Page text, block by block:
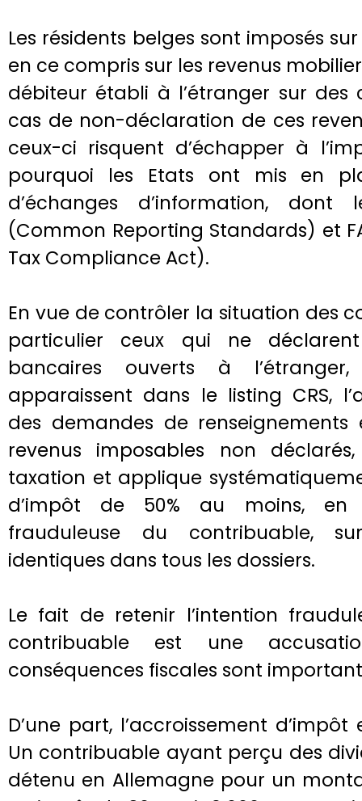
Les résidents belges sont imposés
en ce compris sur les revenus
débiteur établi à l’étranger sur des
cas de non-déclaration de ces
ceux-ci risquent d’échapper à
pourquoi les Etats ont mis en
d’échanges d’information, dont
(Common Reporting Standards) et
Tax Compliance Act).
En vue de contrôler la situation des
particulier ceux qui ne
bancaires ouverts à
apparaissent dans le listing CRS,
des demandes de
revenus imposables non
taxation et applique
d’impôt de 50% au moins, en
frauduleuse du contribuable,
identiques dans tous les dossiers.
Le fait de retenir l’intention
contribuable est une
conséquences fiscales sont
D’une part, l’accroissement
Un contribuable ayant perçu des
détenu en Allemagne pour un